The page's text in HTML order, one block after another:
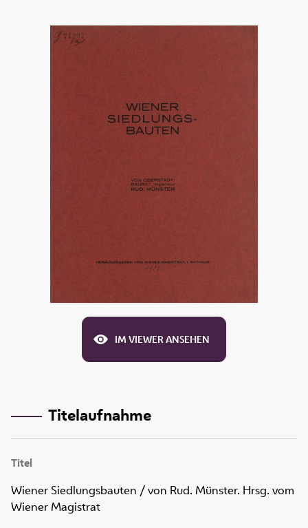
IM VIEWER ANSEHEN
Titelaufnahme
Titel
Wiener Siedlungsbauten / von Rud. Münster. Hrsg. vom
Wiener Magistrat